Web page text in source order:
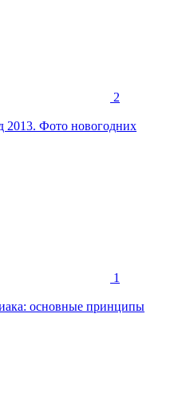
2
2013. Фото новогодних
1
основные принципы